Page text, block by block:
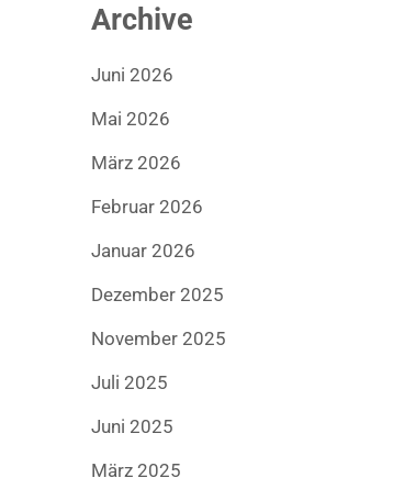
Archive
Juni 2026
Mai 2026
März 2026
Februar 2026
Januar 2026
Dezember 2025
November 2025
Juli 2025
Juni 2025
März 2025